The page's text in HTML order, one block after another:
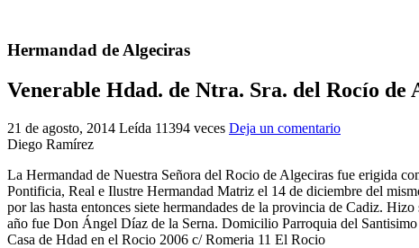
Hermandad de Algeciras
Venerable Hdad. de Ntra. Sra. del Rocío de
21 de agosto, 2014 Leída 11394 veces Deja un comentario
Diego Ramírez
La Hermandad de Nuestra Señora del Rocio de Algeciras fue erigida
Pontificia, Real e Ilustre Hermandad Matriz el 14 de diciembre del
por las hasta entonces siete hermandades de la provincia de Cadiz.
año fue Don Ángel Díaz de la Serna. Domicilio Parroquia del
Casa de Hdad en el Rocio 2006 c/ Romeria 11 El Rocio